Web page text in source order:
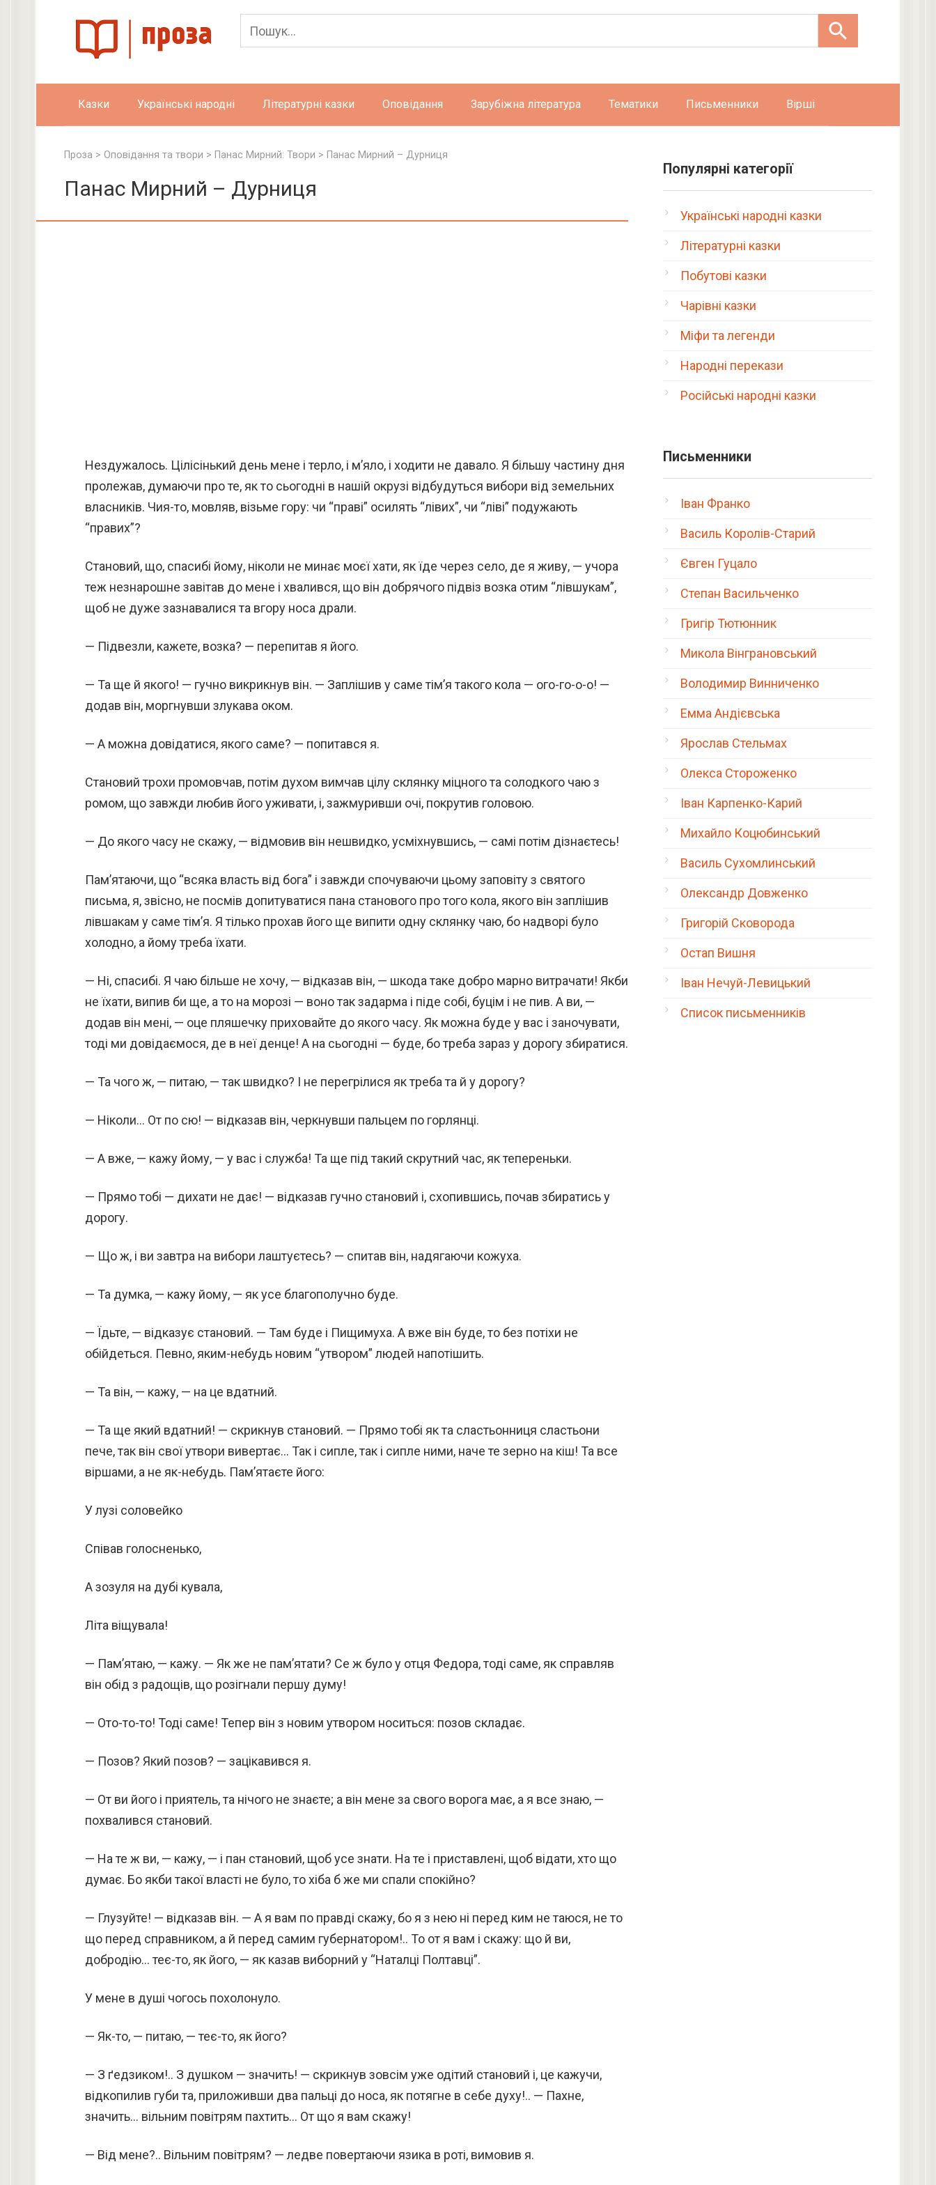
Казки Українські народні Літературні казки Оповідання Зарубіжна література Тематики Письменники Вірші
Проза > Оповідання та твори > Панас Мирний: Твори > Панас Мирний – Дурниця
Панас Мирний – Дурниця
Нездужалось. Цілісінький день мене і терло, і м’яло, і ходити не давало. Я більшу частину дня
пролежав, думаючи про те, як то сьогодні в нашій окрузі відбудуться вибори від земельних
власників. Чия-то, мовляв, візьме гору: чи “праві” осилять “лівих”, чи “ліві” подужають
“правих”?
Становий, що, спасибі йому, ніколи не минає моєї хати, як їде через село, де я живу, — учора
теж незнарошне завітав до мене і хвалився, що він добрячого підвіз возка отим “лівшукам”,
щоб не дуже зазнавалися та вгору носа драли.
— Підвезли, кажете, возка? — перепитав я його.
— Та ще й якого! — гучно викрикнув він. — Заплішив у саме тім’я такого кола — ого-го-о-о! —
додав він, моргнувши злукава оком.
— А можна довідатися, якого саме? — попитався я.
Становий трохи промовчав, потім духом вимчав цілу склянку міцного та солодкого чаю з
ромом, що завжди любив його уживати, і, зажмуривши очі, покрутив головою.
— До якого часу не скажу, — відмовив він нешвидко, усміхнувшись, — самі потім дізнаєтесь!
Пам’ятаючи, що “всяка власть від бога” і завжди спочуваючи цьому заповіту з святого
письма, я, звісно, не посмів допитуватися пана станового про того кола, якого він заплішив
лівшакам у саме тім’я. Я тілько прохав його ще випити одну склянку чаю, бо надворі було
холодно, а йому треба їхати.
— Ні, спасибі. Я чаю більше не хочу, — відказав він, — шкода таке добро марно витрачати! Якби
не їхати, випив би ще, а то на морозі — воно так задарма і піде собі, буцім і не пив. А ви, —
додав він мені, — оце пляшечку приховайте до якого часу. Як можна буде у вас і заночувати,
тоді ми довідаємося, де в неї денце! А на сьогодні — буде, бо треба зараз у дорогу збиратися.
— Та чого ж, — питаю, — так швидко? І не перегрілися як треба та й у дорогу?
— Ніколи… От по сю! — відказав він, черкнувши пальцем по горлянці.
— А вже, — кажу йому, — у вас і служба! Та ще під такий скрутний час, як тепереньки.
— Прямо тобі — дихати не дає! — відказав гучно становий і, схопившись, почав збиратись у
дорогу.
— Що ж, і ви завтра на вибори лаштуєтесь? — спитав він, надягаючи кожуха.
— Та думка, — кажу йому, — як усе благополучно буде.
— Їдьте, — відказує становий. — Там буде і Пищимуха. А вже він буде, то без потіхи не
обійдеться. Певно, яким-небудь новим “утвором” людей напотішить.
— Та він, — кажу, — на це вдатний.
— Та ще який вдатний! — скрикнув становий. — Прямо тобі як та сластьонниця сластьони
пече, так він свої утвори вивертає… Так і сипле, так і сипле ними, наче те зерно на кіш! Та все
віршами, а не як-небудь. Пам’ятаєте його:
У лузі соловейко
Співав голосненько,
А зозуля на дубі кувала,
Літа віщувала!
— Пам’ятаю, — кажу. — Як же не пам’ятати? Се ж було у отця Федора, тоді саме, як справляв
він обід з радощів, що розігнали першу думу!
— Ото-то-то! Тоді саме! Тепер він з новим утвором носиться: позов складає.
— Позов? Який позов? — зацікавився я.
— От ви його і приятель, та нічого не знаєте; а він мене за свого ворога має, а я все знаю, —
похвалився становий.
— На те ж ви, — кажу, — і пан становий, щоб усе знати. На те і приставлені, щоб відати, хто що
думає. Бо якби такої власті не було, то хіба б же ми спали спокійно?
— Глузуйте! — відказав він. — А я вам по правді скажу, бо я з нею ні перед ким не таюся, не то
що перед справником, а й перед самим губернатором!.. То от я вам і скажу: що й ви,
добродію… теє-то, як його, — як казав виборний у “Наталці Полтавці”.
У мене в душі чогось похолонуло.
— Як-то, — питаю, — теє-то, як його?
— З ґедзиком!.. З душком — значить! — скрикнув зовсім уже одітий становий і, це кажучи,
відкопилив губи та, приложивши два пальці до носа, як потягне в себе духу!.. — Пахне,
значить… вільним повітрям пахтить… От що я вам скажу!
— Від мене?.. Вільним повітрям? — ледве повертаючи язика в роті, вимовив я.
Популярні категорії
Українські народні казки
Літературні казки
Побутові казки
Чарівні казки
Міфи та легенди
Народні перекази
Російські народні казки
Письменники
Іван Франко
Василь Королів-Старий
Євген Гуцало
Степан Васильченко
Григір Тютюнник
Микола Вінграновський
Володимир Винниченко
Емма Андієвська
Ярослав Стельмах
Олекса Стороженко
Іван Карпенко-Карий
Михайло Коцюбинський
Василь Сухомлинський
Олександр Довженко
Григорій Сковорода
Остап Вишня
Іван Нечуй-Левицький
Список письменників